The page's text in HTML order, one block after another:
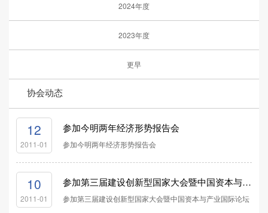
2024年度
2023年度
更早
协会动态
12
2011-01
参加今明两年经济形势报告会
参加今明两年经济形势报告会
10
2011-01
参加第三届建设创新型国家大会暨中国资本与产业国际论坛
参加第三届建设创新型国家大会暨中国资本与产业国际论坛